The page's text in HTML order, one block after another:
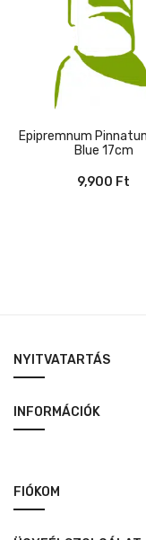
Epipremnum Pinnatum Baltic
Blue 17cm
9,900 Ft
NYITVATARTÁS
INFORMÁCIÓK
FIÓKOM